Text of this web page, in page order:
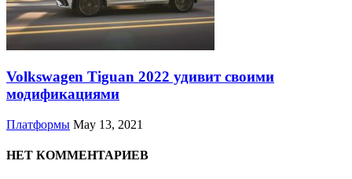
Volkswagen Tiguan 2022 удивит своими
модификациями
Платформы May 13, 2021
НЕТ КОММЕНТАРИЕВ